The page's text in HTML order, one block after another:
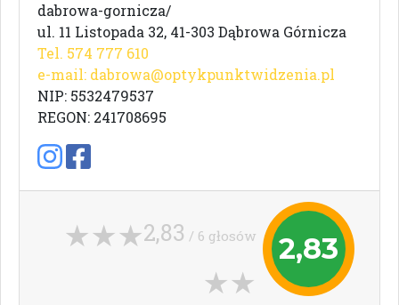
dabrowa-gornicza/
ul. 11 Listopada 32, 41-303 Dąbrowa Górnicza
Tel. 574 777 610
e-mail: dabrowa@optykpunktwidzenia.pl
NIP: 5532479537
REGON: 241708695
2,83
2,83 / 6 głosów